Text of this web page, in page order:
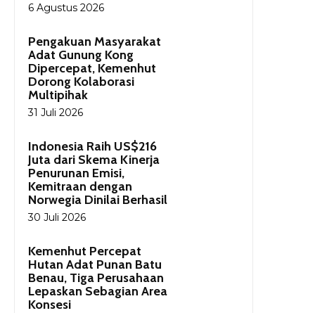
6 Agustus 2026
Pengakuan Masyarakat
Adat Gunung Kong
Dipercepat, Kemenhut
Dorong Kolaborasi
Multipihak
31 Juli 2026
Indonesia Raih US$216
Juta dari Skema Kinerja
Penurunan Emisi,
Kemitraan dengan
Norwegia Dinilai Berhasil
30 Juli 2026
Kemenhut Percepat
Hutan Adat Punan Batu
Benau, Tiga Perusahaan
Lepaskan Sebagian Area
Konsesi